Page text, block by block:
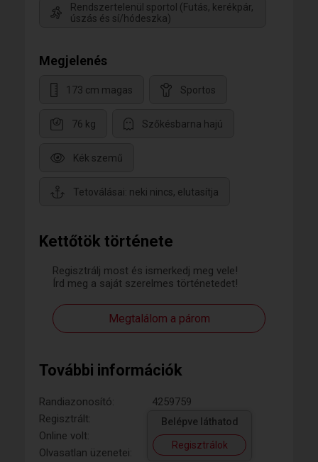
Kettőtök története
Regisztrálj most és ismerkedj meg vele!
Írd meg a saját szerelmes történetedet!
Megtalálom a párom
További információk
Randiazonosító:
4259759
Regisztrált:
Online volt:
Olvasatlan üzenetei:
Belépve láthatod
Regisztrálok
Rendszertelenül sportol (Futás, kerékpár,
úszás és sí/hódeszka)
Megjelenés
173 cm magas Sportos
76 kg Szőkésbarna hajú
Kék szemű
Tetoválásai: neki nincs, elutasítja